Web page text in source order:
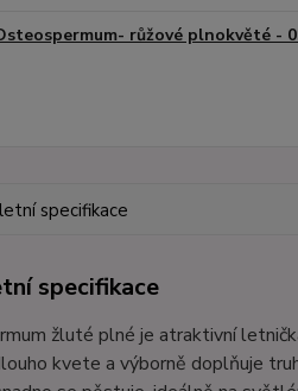
růžové plnokvěté -
specifikace
specifikace
žluté plné je atraktivní
kvete a výborně doplňuje